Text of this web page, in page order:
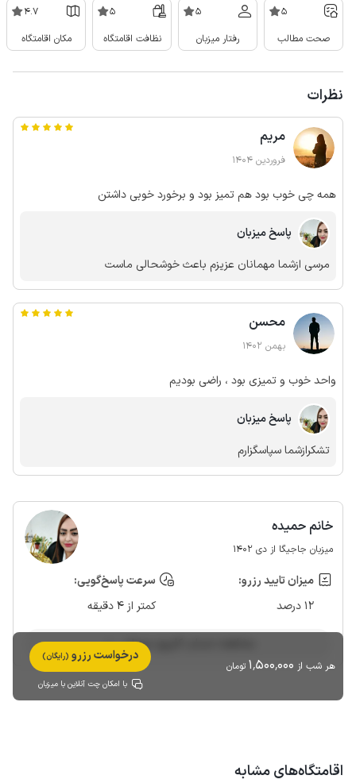
5
صحت مطالب
5
رفتار میزبان
5
نظافت اقامتگاه
4.7
مکان اقامتگاه
نظرات
مریم
فروردین 1404
همه چی خوب بود هم تمیز بود و برخورد خوبی داشتن
پاسخ میزبان
مرسی ازشما مهمانان عزیزم باعث خوشحالی ماست
محسن
بهمن 1402
واحد خوب و تمیزی بود ، راضی بودیم
پاسخ میزبان
تشکرازشما سپاسگزارم
خانم حمیده
میزبان جاجیگا از دی 1402
میزان تایید رزرو:
12 درصد
سرعت پاسخ‌گویی:
کمتر از 4 دقیقه
مشاهده حساب کاربری میزبان
هر شب از 1٬500٬000 تومان
درخواست رزرو (رایگان)
با امکان چت آنلاین با میزبان
اقامتگاه‌های مشابه